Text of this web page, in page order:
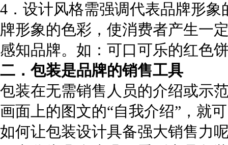
4．设计风格需强调代表品牌形
牌形象的色彩，使消费者产生一
感知品牌。如：可口可乐的红色
二．包装是品牌的销售工具
包装在无需销售人员的介绍或示
画面上的图文的“自我介绍”，就
如何让包装设计具备强大销售力